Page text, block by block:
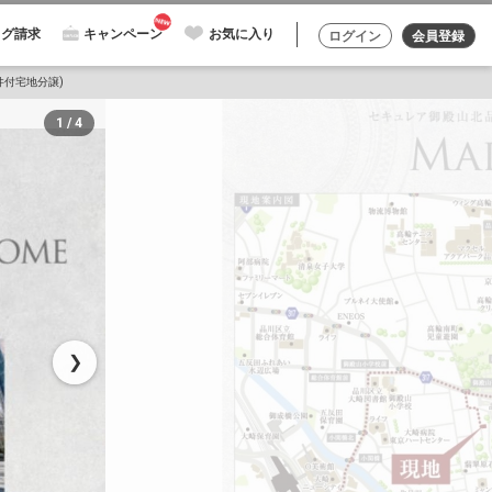
請求 キャンペーン お気に入り ログイン 会員登録
宅地分譲)
❯
1 / 4